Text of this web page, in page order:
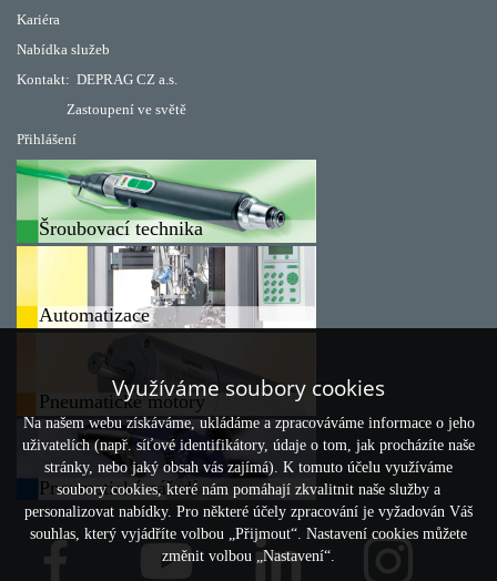
Kariéra
Nabídka služeb
Kontakt: DEPRAG CZ a.s.
Zastoupení ve světě
Přihlášení
Šroubovací technika
Automatizace
Pneumatické motory
Pneumatické nářadí
Využíváme soubory cookies
Na našem webu získáváme, ukládáme a zpracováváme informace o jeho
uživatelích (např. síťové identifikátory, údaje o tom, jak procházíte naše
stránky, nebo jaký obsah vás zajímá). K tomuto účelu využíváme
soubory cookies, které nám pomáhají zkvalitnit naše služby a
personalizovat nabídky. Pro některé účely zpracování je vyžadován Váš
souhlas, který vyjádříte volbou „Přijmout“. Nastavení cookies můžete
změnit volbou „Nastavení“.